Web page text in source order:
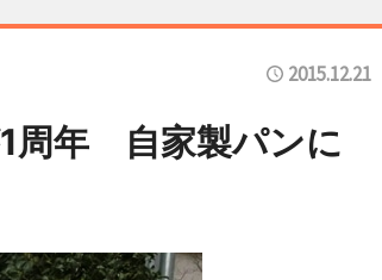
2015.12.21
周年 自家製パンに